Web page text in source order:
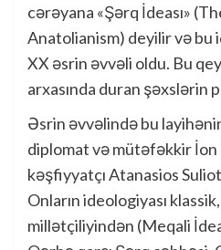
cərəyana «Şərq İdeası»
Anatolianism) deyilir və bu
XX əsrin əvvəli oldu. Bu
arxasında duran şəxslərin
Əsrin əvvəlində bu
diplomat və mütəfəkkir
kəşfiyyatçı Atanasios
Onların ideologiyası
millətçiliyindən (Meqali